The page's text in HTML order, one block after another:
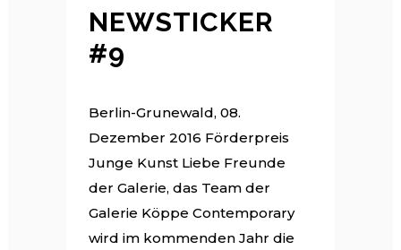
NEWSTICKER
#9
Berlin-Grunewald, 08.
Dezember 2016 Förderpreis
Junge Kunst Liebe Freunde
der Galerie, das Team der
Galerie Köppe Contemporary
wird im kommenden Jahr die